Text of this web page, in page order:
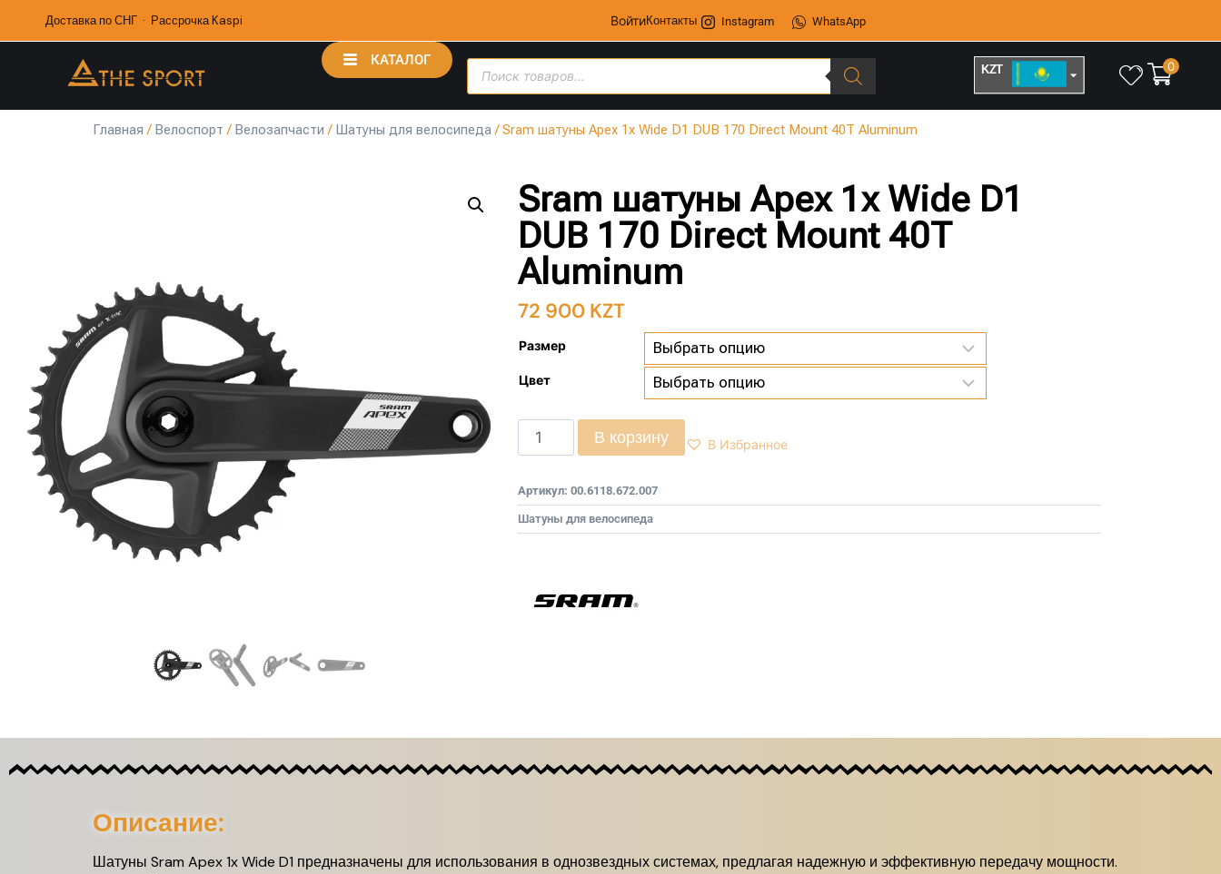
Доставка по СНГ · Рассрочка Kaspi ВойтиКонтакты Instagram WhatsApp
КАТАЛОГ
KZT 0
Главная / Велоспорт / Велозапчасти / Шатуны для велосипеда/ Sram шатуны Apex 1x Wide D1 DUB 170 Direct Mount 40T Aluminum
Sram шатуны Apex 1x Wide D1
DUB 170 Direct Mount 40T
Aluminum
72 900 KZT
Размер
Цвет
В корзину В Избранное
Артикул: 00.6118.672.007
Шатуны для велосипеда
Описание:
Шатуны Sram Apex 1x Wide D1 предназначены для использования в однозвездных системах, предлагая надежную и эффективную передачу мощности.